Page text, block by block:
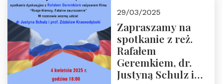
29/03/2025
Zapraszamy na
spotkanie z reż.
Rafałem
Geremkiem, dr.
Justyną Schulz i